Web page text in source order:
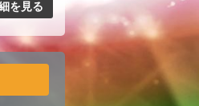
を見る